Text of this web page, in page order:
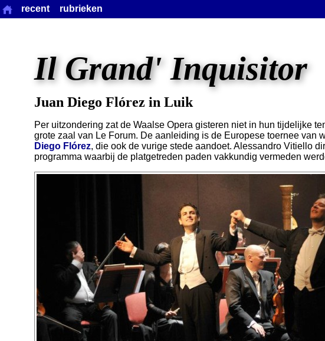
Il Grand' Inquisitor
Juan Diego Flórez in Luik
Per uitzondering zat de Waalse Opera gisteren niet in hun tijdelijke
grote zaal van Le Forum. De aanleiding is de Europese toernee van
Diego Flórez, die ook de vurige stede aandoet. Alessandro Vitiello
programma waarbij de platgetreden paden vakkundig vermeden
recent rubrieken